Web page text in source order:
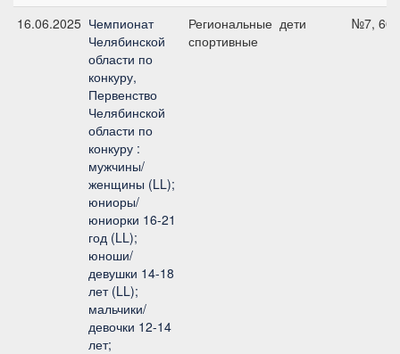
16.06.2025 Чемпионат
Челябинской
области по
конкуру,
Первенство
Челябинской
области по
конкуру :
мужчины/
женщины (LL);
юниоры/
юниорки 16-21
год (LL);
юноши/
девушки 14-18
лет (LL);
мальчики/
девочки 12-14
лет;
Региональные
спортивные
дети №7, 60